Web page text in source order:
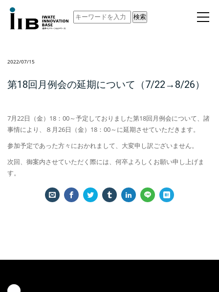
検索
2022/07/15
第18回月例会の延期について（7/22→8/26）
7月22日（金）18：00～予定しておりました第18回月例会について、諸
事情により、８月26日（金）18：00～に延期させていただきます。
参加予定であった方々におかれまして、大変申し訳ございません。
次回、御案内させていただく際には、何卒よろしくお願い申し上げま
す。